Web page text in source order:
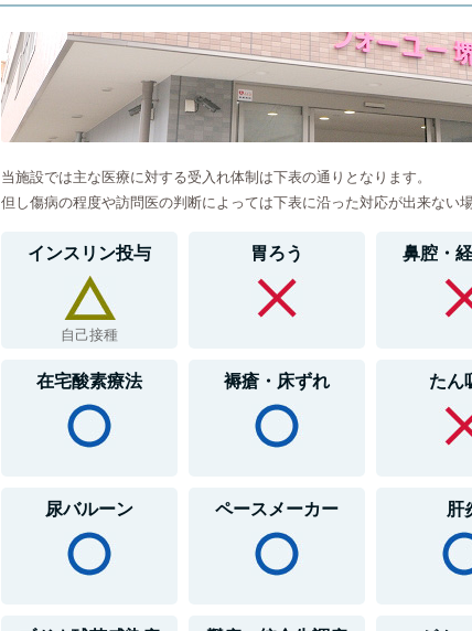
当施設では主な医療に対する受入れ体制は下表の通りとなります。
但し傷病の程度や訪問医の判断によっては下表に沿った対応が出来ない
インスリン投与
自己接種
胃ろう 鼻腔・
在宅酸素療法 褥瘡・床ずれ たん
尿バルーン ペースメーカー 肝